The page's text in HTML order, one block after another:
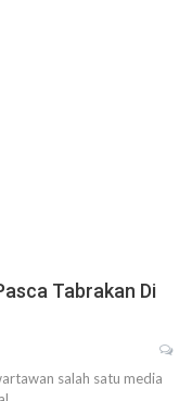
Tabrakan Di
salah satu media